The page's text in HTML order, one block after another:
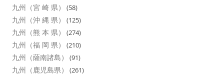
九州（宮 崎 県） (58)
九州（沖 縄 県） (125)
九州（熊 本 県） (274)
九州（福 岡 県） (210)
九州（薩南諸島） (91)
九州（鹿児島県） (261)